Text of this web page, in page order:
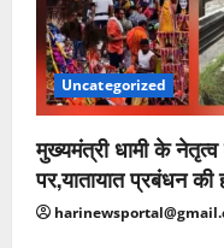
Uncategorized
मुख्यमंत्री धामी के
पर,यातायात प्रबंधन की